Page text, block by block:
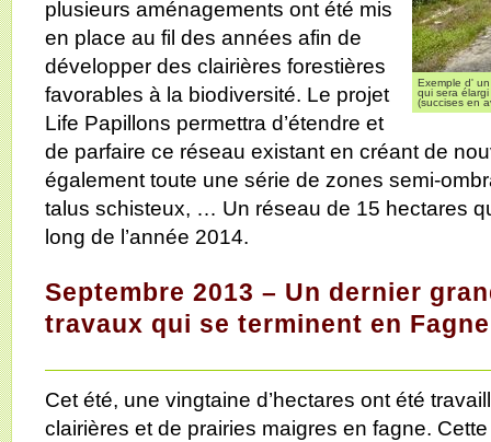
Exemple d'
qui sera
(succises en
plusieurs aménagements ont été mis
en place au fil des années afin de
développer des clairières forestières
favorables à la biodiversité. Le projet
Life Papillons permettra d’étendre et
de parfaire ce réseau existant en créant de
également toute une série de zones semi-
talus schisteux, … Un réseau de 15 hectares
long de l’année 2014.
Septembre 2013 – Un dernier
travaux qui se terminent en Fagne
Cet été, une vingtaine d’hectares ont été
clairières et de prairies maigres en fagne.